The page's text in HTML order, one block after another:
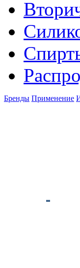
Бренды Применение